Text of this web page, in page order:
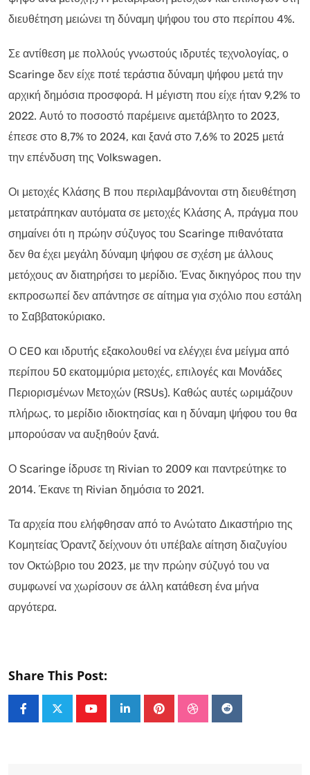
διευθέτηση μειώνει τη δύναμη ψήφου του στο περίπου 4%.
Σε αντίθεση με πολλούς γνωστούς ιδρυτές τεχνολογίας, ο
Scaringe δεν είχε ποτέ τεράστια δύναμη ψήφου μετά την
αρχική δημόσια προσφορά. Η μέγιστη που είχε ήταν 9,2% το
2022. Αυτό το ποσοστό παρέμεινε αμετάβλητο το 2023,
έπεσε στο 8,7% το 2024, και ξανά στο 7,6% το 2025 μετά
την επένδυση της Volkswagen.
Οι μετοχές Κλάσης Β που περιλαμβάνονται στη διευθέτηση
μετατράπηκαν αυτόματα σε μετοχές Κλάσης Α, πράγμα που
σημαίνει ότι η πρώην σύζυγος του Scaringe πιθανότατα
δεν θα έχει μεγάλη δύναμη ψήφου σε σχέση με άλλους
μετόχους αν διατηρήσει το μερίδιο. Ένας δικηγόρος που την
εκπροσωπεί δεν απάντησε σε αίτημα για σχόλιο που εστάλη
το Σαββατοκύριακο.
Ο CEO και ιδρυτής εξακολουθεί να ελέγχει ένα μείγμα από
περίπου 50 εκατομμύρια μετοχές, επιλογές και Μονάδες
Περιορισμένων Μετοχών (RSUs). Καθώς αυτές ωριμάζουν
πλήρως, το μερίδιο ιδιοκτησίας και η δύναμη ψήφου του θα
μπορούσαν να αυξηθούν ξανά.
Ο Scaringe ίδρυσε τη Rivian το 2009 και παντρεύτηκε το
2014. Έκανε τη Rivian δημόσια το 2021.
Τα αρχεία που ελήφθησαν από το Ανώτατο Δικαστήριο της
Κομητείας Όραντζ δείχνουν ότι υπέβαλε αίτηση διαζυγίου
τον Οκτώβριο του 2023, με την πρώην σύζυγό του να
συμφωνεί να χωρίσουν σε άλλη κατάθεση ένα μήνα
αργότερα.
Share This Post:
LinkedInPinterestStumbleUpon
Reddit